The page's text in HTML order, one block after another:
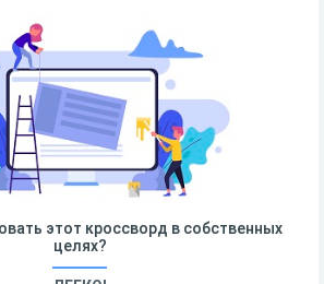
этот кроссворд в собственных
целях?